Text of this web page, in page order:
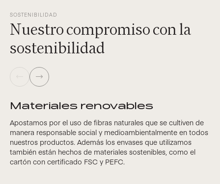
SOSTENIBILIDAD
Nuestro compromiso con la
sostenibilidad
Materiales renovables
Apostamos por el uso de fibras naturales que se cultiven de
manera responsable social y medioambientalmente en todos
nuestros productos. Además los envases que utilizamos
también están hechos de materiales sostenibles, como el
cartón con certificado FSC y PEFC.